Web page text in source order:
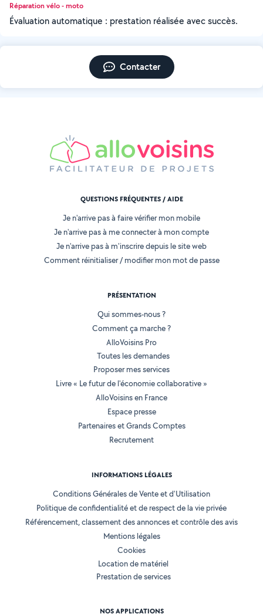
Réparation vélo - moto
Évaluation automatique : prestation réalisée avec succès.
Contacter
QUESTIONS FRÉQUENTES / AIDE
Je n'arrive pas à faire vérifier mon mobile
Je n'arrive pas à me connecter à mon compte
Je n'arrive pas à m'inscrire depuis le site web
Comment réinitialiser / modifier mon mot de passe
PRÉSENTATION
Qui sommes-nous ?
Comment ça marche ?
AlloVoisins Pro
Toutes les demandes
Proposer mes services
Livre « Le futur de l'économie collaborative »
AlloVoisins en France
Espace presse
Partenaires et Grands Comptes
Recrutement
INFORMATIONS LÉGALES
Conditions Générales de Vente et d'Utilisation
Politique de confidentialité et de respect de la vie privée
Référencement, classement des annonces et contrôle des avis
Mentions légales
Cookies
Location de matériel
Prestation de services
NOS APPLICATIONS